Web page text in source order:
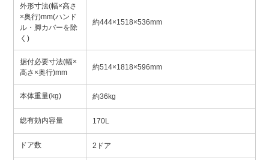
外形寸法(幅×高さ
×奥行)mm(ハンド
ル・脚カバーを除
く)
約444×1518×536mm
据付必要寸法(幅×
高さ×奥行)mm
約514×1818×596mm
本体重量(kg) 約36kg
総有効内容量 170L
ドア数 2ドア